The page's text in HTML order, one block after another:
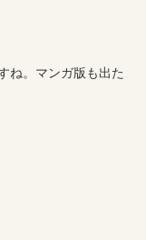
ね。マンガ版も出た